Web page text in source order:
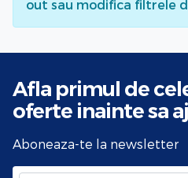
out sau modifica filtrele
Afla primul de
oferte inainte sa
Aboneaza-te la newsletter